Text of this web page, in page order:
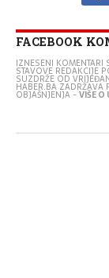
FACEBOOK
IZNESENI KOMENTARI
STAVOVE REDAKCIJE
SUZDRŽE OD
HABER.BA ZADRŽAVA
OBJAŠNJENJA -VIŠE O